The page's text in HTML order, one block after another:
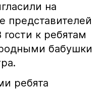
на
представителей
к ребятам
бабушки
ребята